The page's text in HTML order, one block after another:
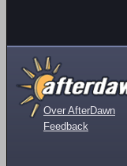
Over AfterDawn
Feedback